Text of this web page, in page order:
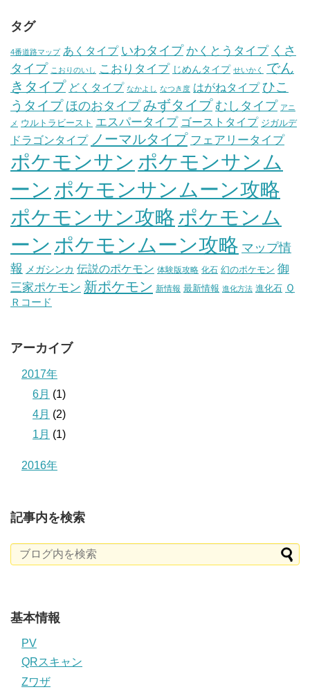
タグ
4番道路マップ あくタイプ いわタイプ かくとうタイプ くさ
タイプ こおりのいし こおりタイプ じめんタイプ せいかく
でん
きタイプ どくタイプ なかよし なつき度 はがねタイプ ひこ
うタイプ ほのおタイプ みずタイプ むしタイプ アニ
メ ウルトラビースト エスパータイプ ゴーストタイプ ジガルデ
ドラゴンタイプ ノーマルタイプ フェアリータイプ
ポケモンサン ポケモンサンム
ーン ポケモンサンムーン攻略
ポケモンサン攻略ポケモンム
ーン ポケモンムーン攻略 マップ情
報
メガシンカ 伝説のポケモン 体験版攻略 化石 幻のポケモン 御
三家ポケモン 新ポケモン 新情報 最新情報 進化方法 進化石 Ｑ
Ｒコード
アーカイブ
2017年
6月 (1)
4月 (2)
1月 (1)
2016年
記事内を検索
基本情報
PV
QRスキャン
Zワザ